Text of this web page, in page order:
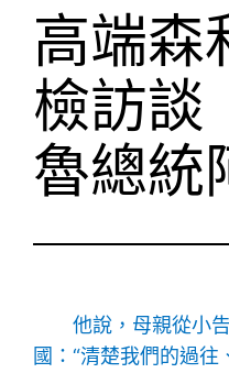
高端森
檢訪談
魯總統
他說，母親從小
國：“清楚我們的過往